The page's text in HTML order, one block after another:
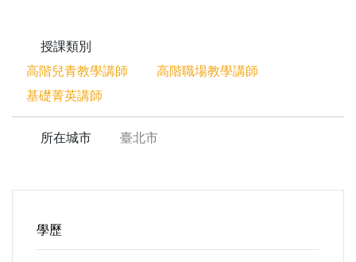
授課類別
高階兒青教學講師
高階職場教學講師
基礎菁英講師
所在城市 臺北市
學歷